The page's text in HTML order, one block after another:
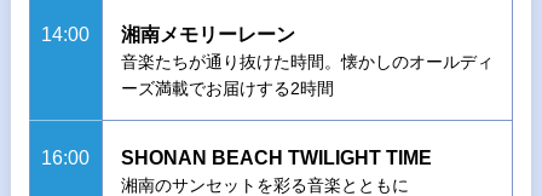
14:00 湘南メモリーレーン
音楽たちが通り抜けた時間。懐かしのオールディ
ーズ満載でお届けする2時間
16:00 SHONAN BEACH TWILIGHT TIME
湘南のサンセットを彩る音楽とともに